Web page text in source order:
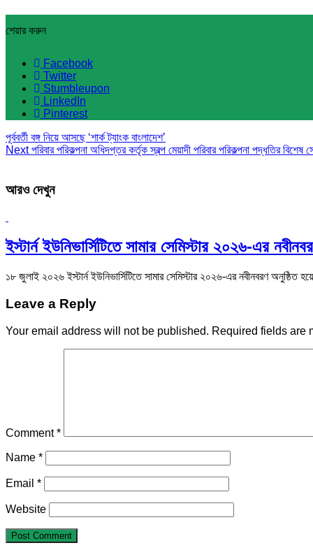
শেয়ার করুন
Facebook
Twitter
Stumbleupon
LinkedIn
Pinterest
পূর্ববর্তী বঙ্গ নিয়ে আসছে ‘শার্ক ট্যাংক বাংলাদেশ’
Nextপরিবার পরিকল্পনা অধিদপ্তর কর্তৃক স্বল্প মেয়াদী পরিবার পরিকল্পনা পদ্ধতির বিশেষ
আরও দেখুন
ইস্টার্ন ইউনিভার্সিটিতে সামার সেমিস্টার ২০২৬-এর
১৮ জুলাই ২০২৬ ইস্টার্ন ইউনিভার্সিটিতে সামার সেমিস্টার ২০২৬-এর নবীনবরণ অনুষ্ঠিত
Leave a Reply
Your email address will not be published. Required fields are
Comment*
Name *
Email *
Website